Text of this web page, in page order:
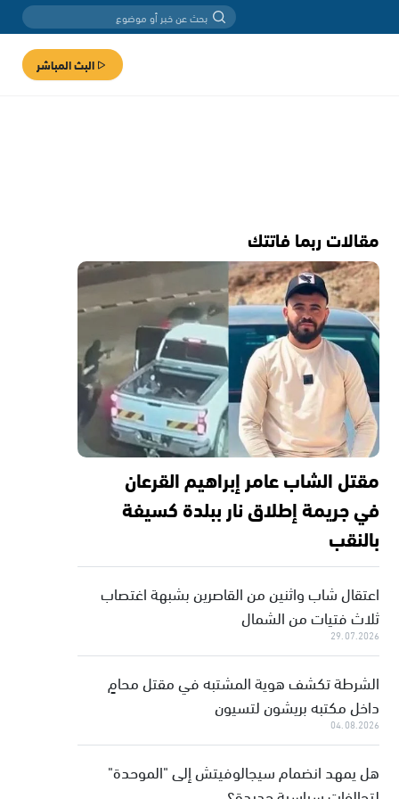
البث المباشر
مقالات ربما فاتتك
مقتل الشاب عامر إبراهيم القرعان
في جريمة إطلاق نار ببلدة كسيفة
بالنقب
اعتقال شاب واثنين من القاصرين بشبهة اغتصاب
ثلاث فتيات من الشمال
29.07.2026
الشرطة تكشف هوية المشتبه في مقتل محامٍ
داخل مكتبه بريشون لتسيون
04.08.2026
هل يمهد انضمام سيجالوفيتش إلى "الموحدة"